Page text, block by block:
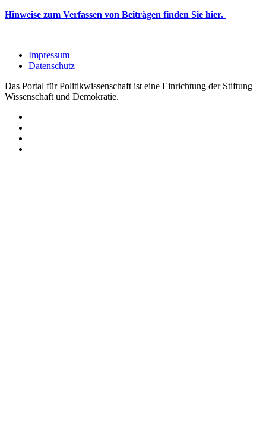
Hinweise zum Verfassen von Beiträgen finden Sie hier.
Impressum
Datenschutz
Das Portal für Politikwissenschaft ist eine Einrichtung der Stiftung
Wissenschaft und Demokratie.